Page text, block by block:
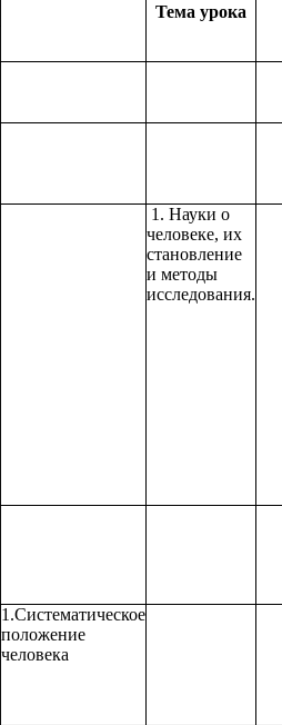
Тема урока
1. Науки о
человеке, их
становление
и методы
исследования.
1.Систематическое
положение
человека